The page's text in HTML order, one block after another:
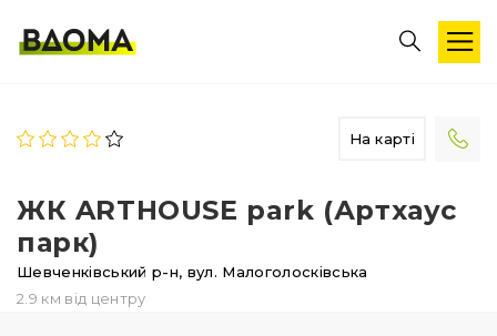
На карті
ЖК ARTHOUSE park (Артхаус
парк)
Шевченківський р-н, вул. Малоголосківська
2.9 км від центру